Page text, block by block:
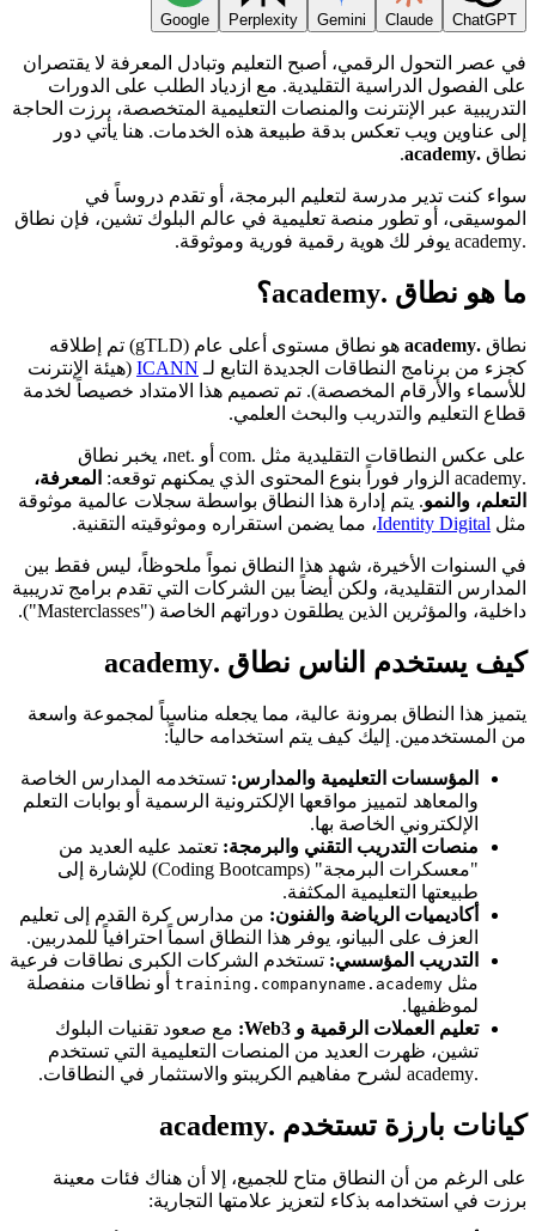
ChatGPT
Claude
Gemini
Perplexity
Google
في عصر التحول الرقمي، أصبح التعليم وتبادل المعرفة لا يقتصران
على الفصول الدراسية التقليدية. مع ازدياد الطلب على الدورات
التدريبية عبر الإنترنت والمنصات التعليمية المتخصصة، برزت الحاجة
إلى عناوين ويب تعكس بدقة طبيعة هذه الخدمات. هنا يأتي دور
نطاق .academy
.
سواء كنت تدير مدرسة لتعليم البرمجة، أو تقدم دروساً في
الموسيقى، أو تطور منصة تعليمية في عالم البلوك تشين، فإن نطاق
.academy يوفر لك هوية رقمية فورية وموثوقة.
ما هو نطاق .academy؟
نطاق .academy
هو نطاق مستوى أعلى عام (gTLD) تم إطلاقه
كجزء من برنامج النطاقات الجديدة التابع لـ ICANN (هيئة الإنترنت
للأسماء والأرقام المخصصة). تم تصميم هذا الامتداد خصيصاً لخدمة
قطاع التعليم والتدريب والبحث العلمي.
على عكس النطاقات التقليدية مثل .com أو .net، يخبر نطاق
.academy الزوار فوراً بنوع المحتوى الذي يمكنهم توقعه:
المعرفة،
التعلم، والنمو. يتم إدارة هذا النطاق بواسطة سجلات عالمية موثوقة
مثل Identity Digital، مما يضمن استقراره وموثوقيته التقنية.
في السنوات الأخيرة، شهد هذا النطاق نمواً ملحوظاً، ليس فقط بين
المدارس التقليدية، ولكن أيضاً بين الشركات التي تقدم برامج تدريبية
داخلية، والمؤثرين الذين يطلقون دوراتهم الخاصة ("Masterclasses").
كيف يستخدم الناس نطاق .academy
يتميز هذا النطاق بمرونة عالية، مما يجعله مناسباً لمجموعة واسعة
من المستخدمين. إليك كيف يتم استخدامه حالياً:
المؤسسات التعليمية والمدارس: تستخدمه المدارس الخاصة
والمعاهد لتمييز مواقعها الإلكترونية الرسمية أو بوابات التعلم
الإلكتروني الخاصة بها.
منصات التدريب التقني والبرمجة: تعتمد عليه العديد من
"معسكرات البرمجة" (Coding Bootcamps) للإشارة إلى
طبيعتها التعليمية المكثفة.
أكاديميات الرياضة والفنون: من مدارس كرة القدم إلى تعليم
العزف على البيانو، يوفر هذا النطاق اسماً احترافياً للمدربين.
التدريب المؤسسي: تستخدم الشركات الكبرى نطاقات فرعية
مثل training.companyname.academy أو نطاقات منفصلة
لموظفيها.
تعليم العملات الرقمية و Web3:
مع صعود تقنيات البلوك
تشين، ظهرت العديد من المنصات التعليمية التي تستخدم
.academy لشرح مفاهيم الكريبتو والاستثمار في النطاقات.
كيانات بارزة تستخدم .academy
على الرغم من أن النطاق متاح للجميع، إلا أن هناك فئات معينة
برزت في استخدامه بذكاء لتعزيز علامتها التجارية: